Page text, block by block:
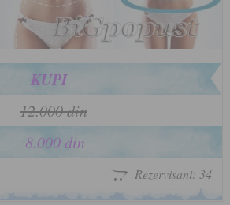
KUPI
12.000 din
8.000 din
Rezervisani: 34